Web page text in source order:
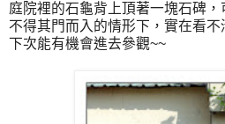
庭院裡的石龜背上頂著一塊石碑
不得其門而入的情形下，實在看
下次能有機會進去參觀~~